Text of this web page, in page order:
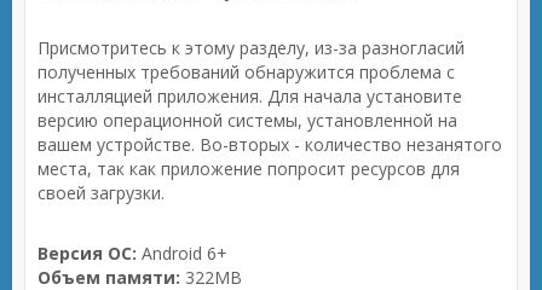
Присмотритесь к этому разделу, из-за разногласий
полученных требований обнаружится проблема с
инсталляцией приложения. Для начала установите
версию операционной системы, установленной на
вашем устройстве. Во-вторых - количество незанятого
места, так как приложение попросит ресурсов для
своей загрузки.
Версия ОС: Android 6+
Объем памяти: 322MB